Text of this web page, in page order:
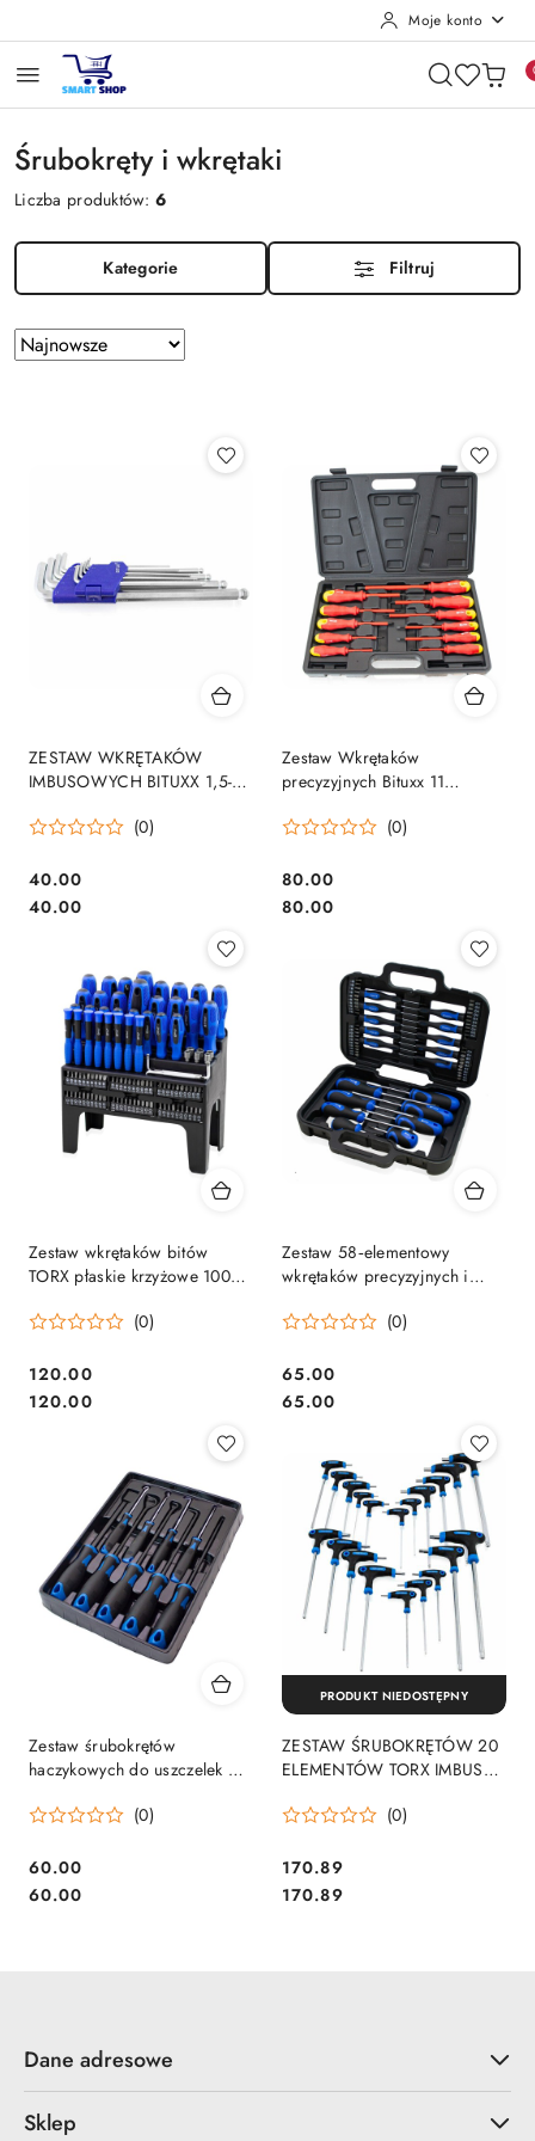
Moje konto
Śrubokręty i wkrętaki
Liczba produktów:6
Kategorie Filtruj
Zastosowano
sortowanie:
Sortuj
według
ZESTAW WKRĘTAKÓW
IMBUSOWYCH BITUXX 1,5-
SKŁADANYM ETUI
(0)
Cena:
40.00
Cena:
40.00
Zestaw Wkrętaków
precyzyjnych Bituxx 11
CrV
(0)
Cena:
80.00
Cena:
80.00
Zestaw wkrętaków bitów
TORX płaskie krzyżowe 100el.
(0)
Cena:
120.00
Cena:
120.00
Zestaw 58‑elementowy
wkrętaków precyzyjnych i
(0)
Cena:
65.00
Cena:
65.00
Zestaw śrubokrętów
haczykowych do uszczelek 9
(0)
Cena:
60.00
Cena:
60.00
ZESTAW ŚRUBOKRĘTÓW 20
ELEMENTÓW TORX IMBUS
WANADOWA (0)
Cena:
170.89
Cena:
170.89
PRODUKT NIEDOSTĘPNY
Dane adresowe
Sklep